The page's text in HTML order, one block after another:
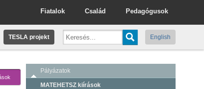
Pedagógusok
Család
Fiatalok
TESLA projekt English
Pályázatok
MATEHETSZ kiírások